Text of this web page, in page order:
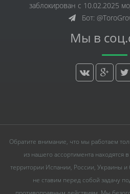
заблокирован с 10.02.2025
Бот:
Мы в
Обратите внимание, что мы работаем
из нашего ассортимента
территории Испании, России, Украины
не ставим перед собой задачу